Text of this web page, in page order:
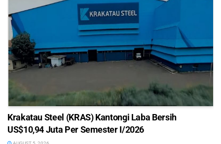
Krakatau Steel (KRAS) Kantongi Laba Bersih
US$10,94 Juta Per Semester I/2026